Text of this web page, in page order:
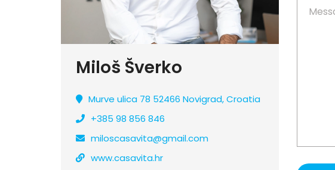
Miloš Šverko
Murve ulica 78 52466 Novigrad, Croatia
+385 98 856 846
miloscasavita@gmail.com
www.casavita.hr